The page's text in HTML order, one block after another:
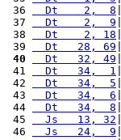
36
  Dt    2,  8
37
  Dt    2,  9
38
  Dt    2, 18
39
  Dt   28, 69
40
  Dt   32, 49
41
  Dt   34,  1
42
  Dt   34,  5
43
  Dt   34,  6
44
  Dt   34,  8
45
  Js   13, 32
46
  Js   24,  9